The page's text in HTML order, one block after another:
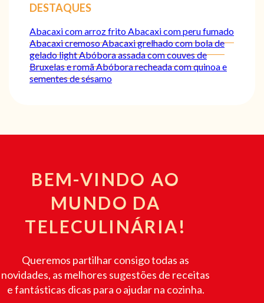
DESTAQUES
Abacaxi com arroz fritoAbacaxi com peru fumado
Abacaxi cremosoAbacaxi grelhado com bola de
gelado lightAbóbora assada com couves de
Bruxelas e romãAbóbora recheada com quinoa e
sementes de sésamo
BEM-VINDO AO
MUNDO DA
TELECULINÁRIA!
Queremos partilhar consigo todas as
novidades, as melhores sugestões de receitas
e fantásticas dicas para o ajudar na cozinha.